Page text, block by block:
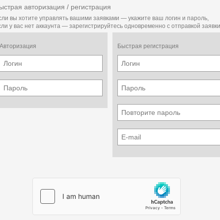
авторизация / регистрация
вы хотите управлять вашими заявками — укажите ваш логин и пароль,
у вас нет аккаунта — зарегистрируйтесь одновременно с отправкой
Авторизация Быстрая регистрация